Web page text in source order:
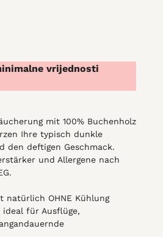
vrijednosti
mit 100% Buchenholz
Ihre typisch dunkle
den deftigen Geschmack.
und Allergene nach
natürlich OHNE Kühlung
für Ausflüge,